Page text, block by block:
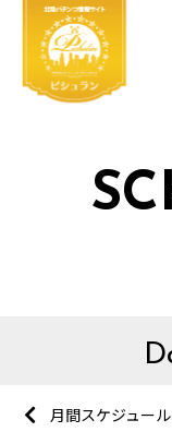
月間スケジュー